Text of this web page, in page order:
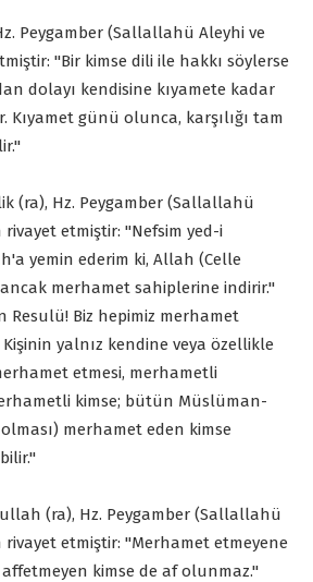
Peygamber (Sallallahü Aleyhi ve
"Bir kimse dili ile hakkı söylerse
dolayı kendisine kıyamete kadar
Kıyamet günü olunca, karşılığı tam
(ra), Hz. Peygamber (Sallallahü
rivayet etmiştir: "Nefsim yed-i
yemin ederim ki, Allah (Celle
merhamet sahiplerine indirir."
Resulü! Biz hepimiz merhamet
yalnız kendine veya özellikle
etmesi, merhametli
kimse; bütün Müslüman-
merhamet eden kimse
(ra), Hz. Peygamber (Sallallahü
rivayet etmiştir: "Merhamet etmeyene
kimse de af olunmaz."